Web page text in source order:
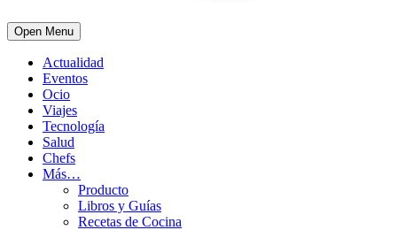
Open Menu
Actualidad
Eventos
Ocio
Viajes
Tecnología
Salud
Chefs
Más…
Producto
Libros y Guías
Recetas de Cocina